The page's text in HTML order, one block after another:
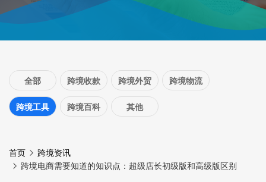
全部 跨境收款 跨境外贸 跨境物流
跨境工具 跨境百科 其他
首页
跨境资讯
跨境电商需要知道的知识点：超级店长初级版和高级版区别